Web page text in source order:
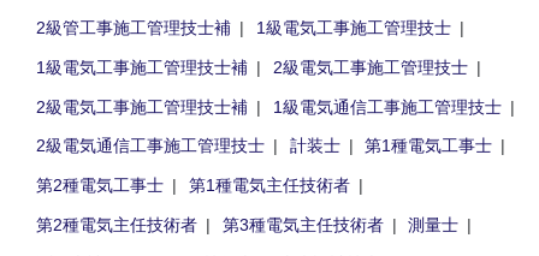
2級管工事施工管理技士補
1級電気工事施工管理技士
1級電気工事施工管理技士補
2級電気工事施工管理技士
2級電気工事施工管理技士補
1級電気通信工事施工管理技士
2級電気通信工事施工管理技士
計装士
第1種電気工事士
第2種電気工事士
第1種電気主任技術者
第2種電気主任技術者
第3種電気主任技術者
測量士